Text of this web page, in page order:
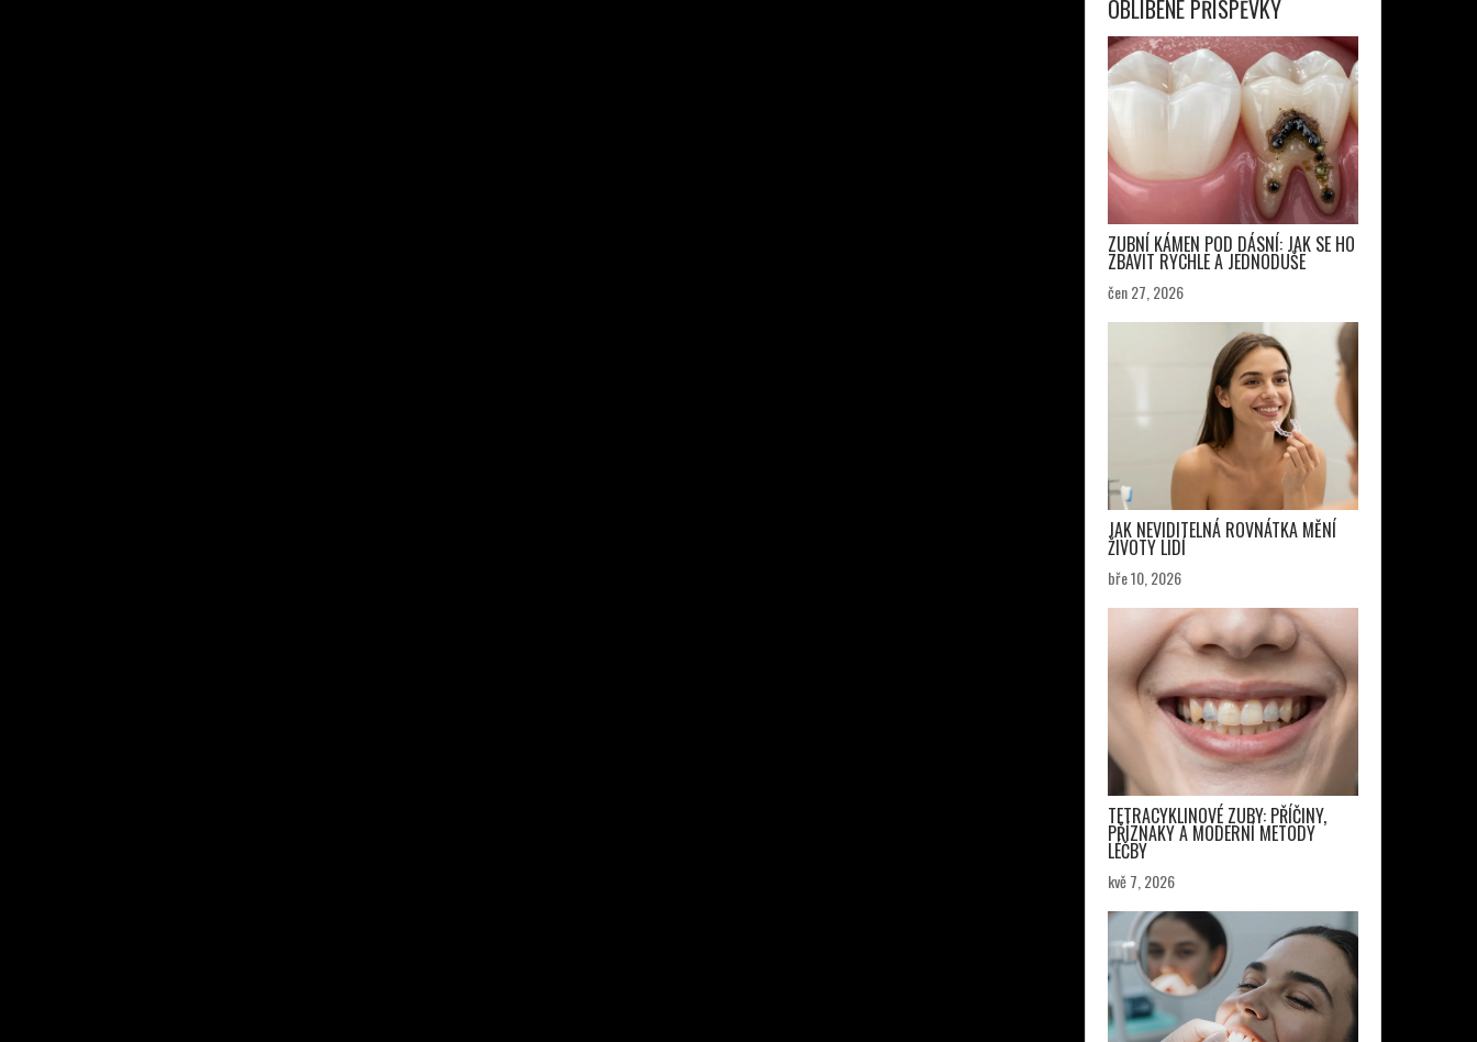
OBLÍBENÉ PŘÍSPĚVKY
ZUBNÍ KÁMEN POD DÁSNÍ: JAK SE HO
ZBAVIT RYCHLE A JEDNODUŠE
čen 27, 2026
JAK NEVIDITELNÁ ROVNÁTKA MĚNÍ
ŽIVOTY LIDÍ
bře 10, 2026
TETRACYKLINOVÉ ZUBY: PŘÍČINY,
PŘÍZNAKY A MODERNÍ METODY
LÉČBY
kvě 7, 2026